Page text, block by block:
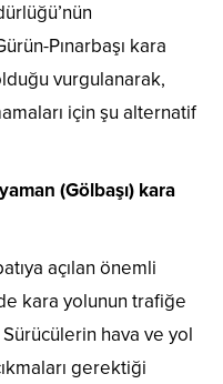
Pınarbaşı kara
vurgulanarak,
için şu alternatif
(Gölbaşı) kara
açılan önemli
kara yolunun trafiğe
hava ve yol
gerektiği